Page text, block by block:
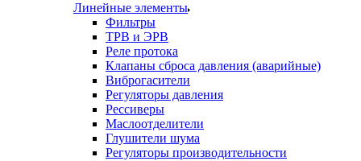
Линейные элементы
Фильтры
ТРВ и ЭРВ
Реле протока
Клапаны сброса давления (аварийные)
Виброгасители
Регуляторы давления
Рессиверы
Маслоотделители
Глушители шума
Регуляторы производительности